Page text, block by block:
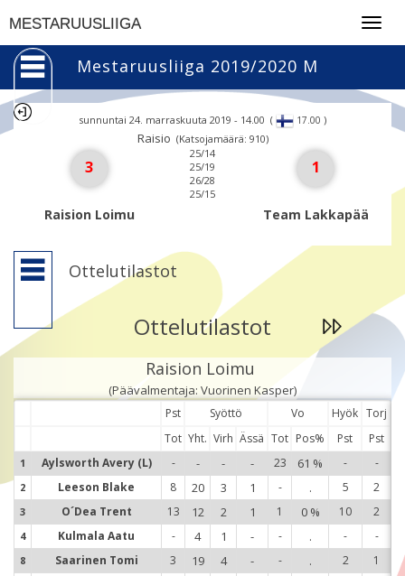
MESTARUUSLIIGA
Mestaruusliiga 2019/2020 M
sunnuntai 24. marraskuuta 2019 - 14.00 ( 17.00 )
Raisio (Katsojamäärä: 910)
3
Raision Loimu
25/14
25/19
26/28
25/15
1
Team Lakkapää
Ottelutilastot
Ottelutilastot
Raision Loimu
(Päävalmentaja: Vuorinen Kasper)
Pst Syöttö Vo Hyök Torj
Tot Yht. Virh Ässä Tot Pos% Pst Pst
1 Aylsworth Avery (L) - - - - 23 61 % - -
2 Leeson Blake 8 20 3 1 - . 5 2
3 O´Dea Trent 13 12 2 1 1 0 % 10 2
4 Kulmala Aatu - 4 1 - - . - -
8 Saarinen Tomi 3 19 4 - - . 2 1
8